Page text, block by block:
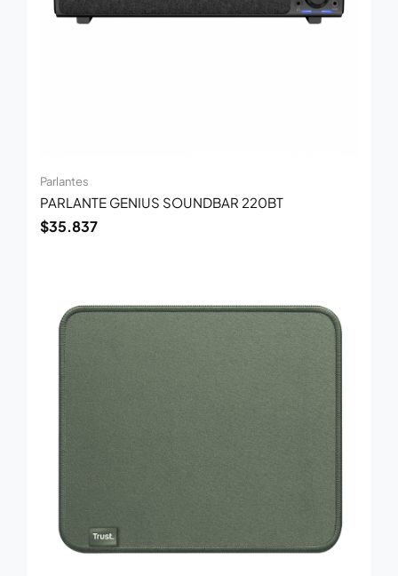
Parlantes
PARLANTE GENIUS SOUNDBAR 220BT
$35.837